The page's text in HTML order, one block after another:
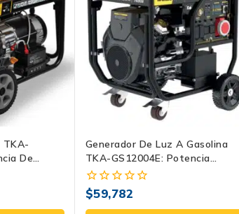
TKA-
De
Generador De Luz A Gasolina
TKA-GS12004E: Potencia
Industrial De 12000W
0
fuera
$59,782